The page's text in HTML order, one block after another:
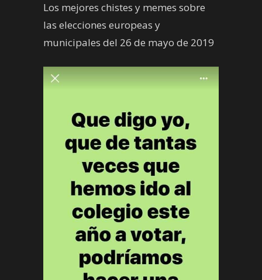
Los mejores chistes y memes sobre
las elecciones europeas y
municipales del 26 de mayo de 2019